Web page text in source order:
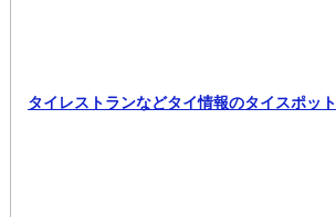
タイレストランなどタイ情報のタイスポット